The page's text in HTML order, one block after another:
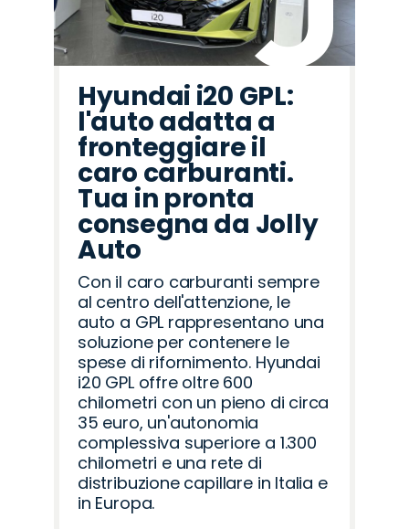
Hyundai i20 GPL:
l'auto adatta a
fronteggiare il
caro carburanti.
Tua in pronta
consegna da Jolly
Auto
Con il caro carburanti sempre
al centro dell'attenzione, le
auto a GPL rappresentano una
soluzione per contenere le
spese di rifornimento. Hyundai
i20 GPL offre oltre 600
chilometri con un pieno di circa
35 euro, un'autonomia
complessiva superiore a 1.300
chilometri e una rete di
distribuzione capillare in Italia e
in Europa.